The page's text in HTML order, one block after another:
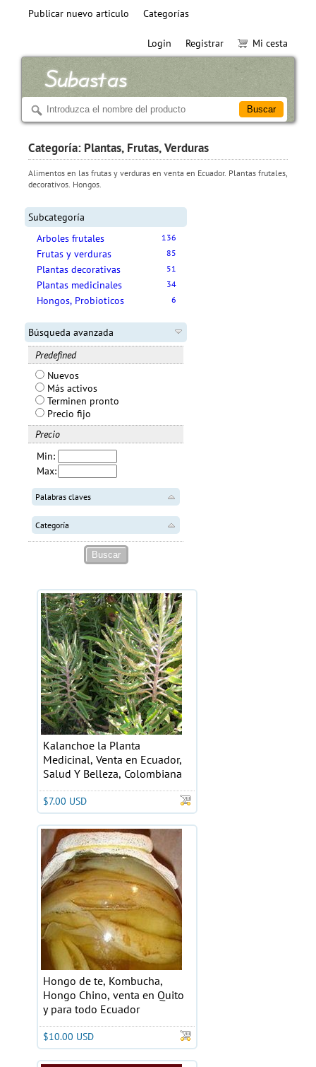
Publicar nuevo articulo Categorías
Login Registrar Mi cesta
Categoría: Plantas, Frutas, Verduras
Alimentos en las frutas y verduras en venta en Ecuador. Plantas frutales,
decorativos. Hongos.
Subcategoría
Arboles frutales
136
Frutas y verduras 85
Plantas decorativas 51
Plantas medicinales 34
Hongos, Probioticos 6
Búsqueda avanzada
Predefined
Nuevos
Más activos
Terminen pronto
Precio fijo
Precio
Min:
Max:
Palabras claves
Categoría
Kalanchoe la Planta
Medicinal, Venta en Ecuador,
Salud Y Belleza, Colombiana
$7.00 USD
Hongo de te, Kombucha,
Hongo Chino, venta en Quito
y para todo Ecuador
$10.00 USD